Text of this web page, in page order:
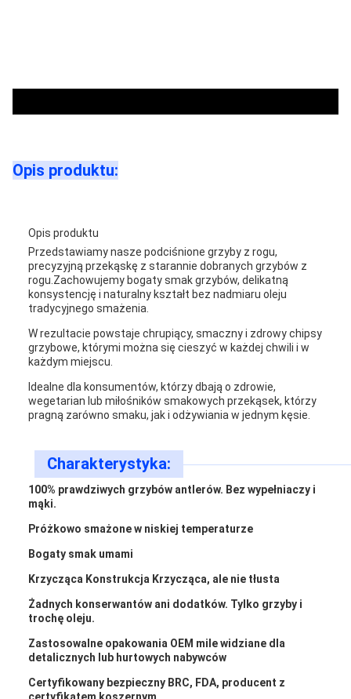
Opis produktu:
Opis produktu
Przedstawiamy nasze podciśnione grzyby z rogu,
precyzyjną przekąskę z starannie dobranych grzybów z
rogu.Zachowujemy bogaty smak grzybów, delikatną
konsystencję i naturalny kształt bez nadmiaru oleju
tradycyjnego smażenia.
W rezultacie powstaje chrupiący, smaczny i zdrowy chipsy
grzybowe, którymi można się cieszyć w każdej chwili i w
każdym miejscu.
Idealne dla konsumentów, którzy dbają o zdrowie,
wegetarian lub miłośników smakowych przekąsek, którzy
pragną zarówno smaku, jak i odżywiania w jednym kęsie.
Charakterystyka:
100% prawdziwych grzybów antlerów. Bez wypełniaczy i
mąki.
Próżkowo smażone w niskiej temperaturze
Bogaty smak umami
Krzycząca Konstrukcja Krzycząca, ale nie tłusta
Żadnych konserwantów ani dodatków. Tylko grzyby i
trochę oleju.
Zastosowalne opakowania OEM mile widziane dla
detalicznych lub hurtowych nabywców
Certyfikowany bezpieczny BRC, FDA, producent z